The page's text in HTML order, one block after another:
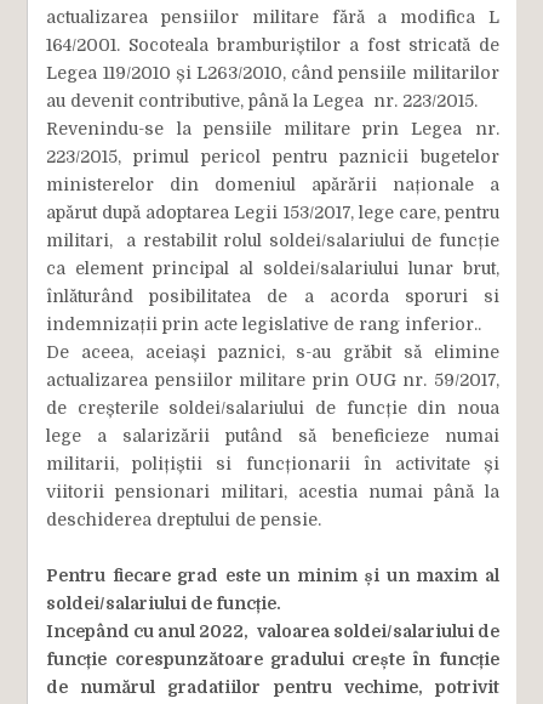
actualizarea pensiilor militare fără a modifica L
164/2001. Socoteala bramburiștilor a fost stricată de
Legea 119/2010 și L263/2010, când pensiile militarilor
au devenit contributive, până la Legea nr. 223/2015.
Revenindu-se la pensiile militare prin Legea nr.
223/2015, primul pericol pentru paznicii bugetelor
ministerelor din domeniul apărării naționale a
apărut după adoptarea Legii 153/2017, lege care, pentru
militari, a restabilit rolul soldei/salariului de funcție
ca element principal al soldei/salariului lunar brut,
înlăturând posibilitatea de a acorda sporuri si
indemnizații prin acte legislative de rang inferior..
De aceea, aceiași paznici, s-au grăbit să elimine
actualizarea pensiilor militare prin OUG nr. 59/2017,
de creșterile soldei/salariului de funcție din noua
lege a salarizării putând să beneficieze numai
militarii, polițiștii si funcționarii în activitate și
viitorii pensionari militari, acestia numai până la
deschiderea dreptului de pensie.
Pentru fiecare grad este un minim și un maxim al
soldei/salariului de funcție.
Incepând cu anul 2022, valoarea soldei/salariului de
funcție corespunzătoare gradului crește în funcție
de numărul gradatiilor pentru vechime, potrivit